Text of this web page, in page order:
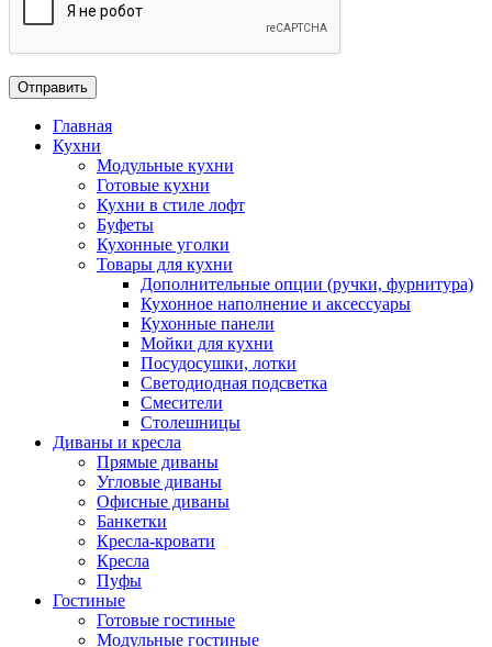
Главная
Кухни
Модульные кухни
Готовые кухни
Кухни в стиле лофт
Буфеты
Кухонные уголки
Товары для кухни
Дополнительные опции (ручки, фурнитура)
Кухонное наполнение и аксессуары
Кухонные панели
Мойки для кухни
Посудосушки, лотки
Светодиодная подсветка
Смесители
Столешницы
Диваны и кресла
Прямые диваны
Угловые диваны
Офисные диваны
Банкетки
Кресла-кровати
Кресла
Пуфы
Гостиные
Готовые гостиные
Модульные гостиные